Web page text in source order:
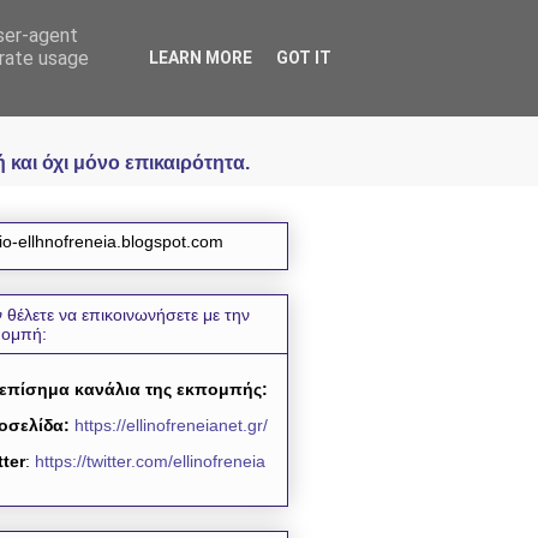
όχι μόνο επικαιρότητα.
ellhnofreneia.blogspot.com
να επικοινωνήσετε με την
κανάλια της εκπομπής:
https://ellinofreneianet.gr/
: https://twitter.com/ellinofreneia
agent
usage
LEARN MORE GOT IT